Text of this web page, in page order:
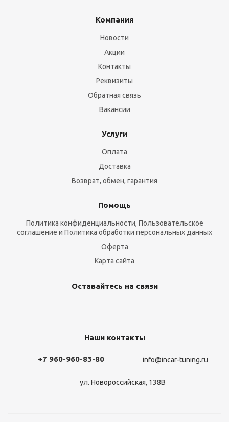
Компания
Новости
Акции
Контакты
Реквизиты
Обратная связь
Вакансии
Услуги
Оплата
Доставка
Возврат, обмен, гарантия
Помощь
Политика конфиденциальности, Пользовательское
соглашение и Политика обработки персональных данных
Оферта
Карта сайта
Оставайтесь на связи
Наши контакты
+7 960-960-83-80 info@incar-tuning.ru
ул. Новороссийская, 138В